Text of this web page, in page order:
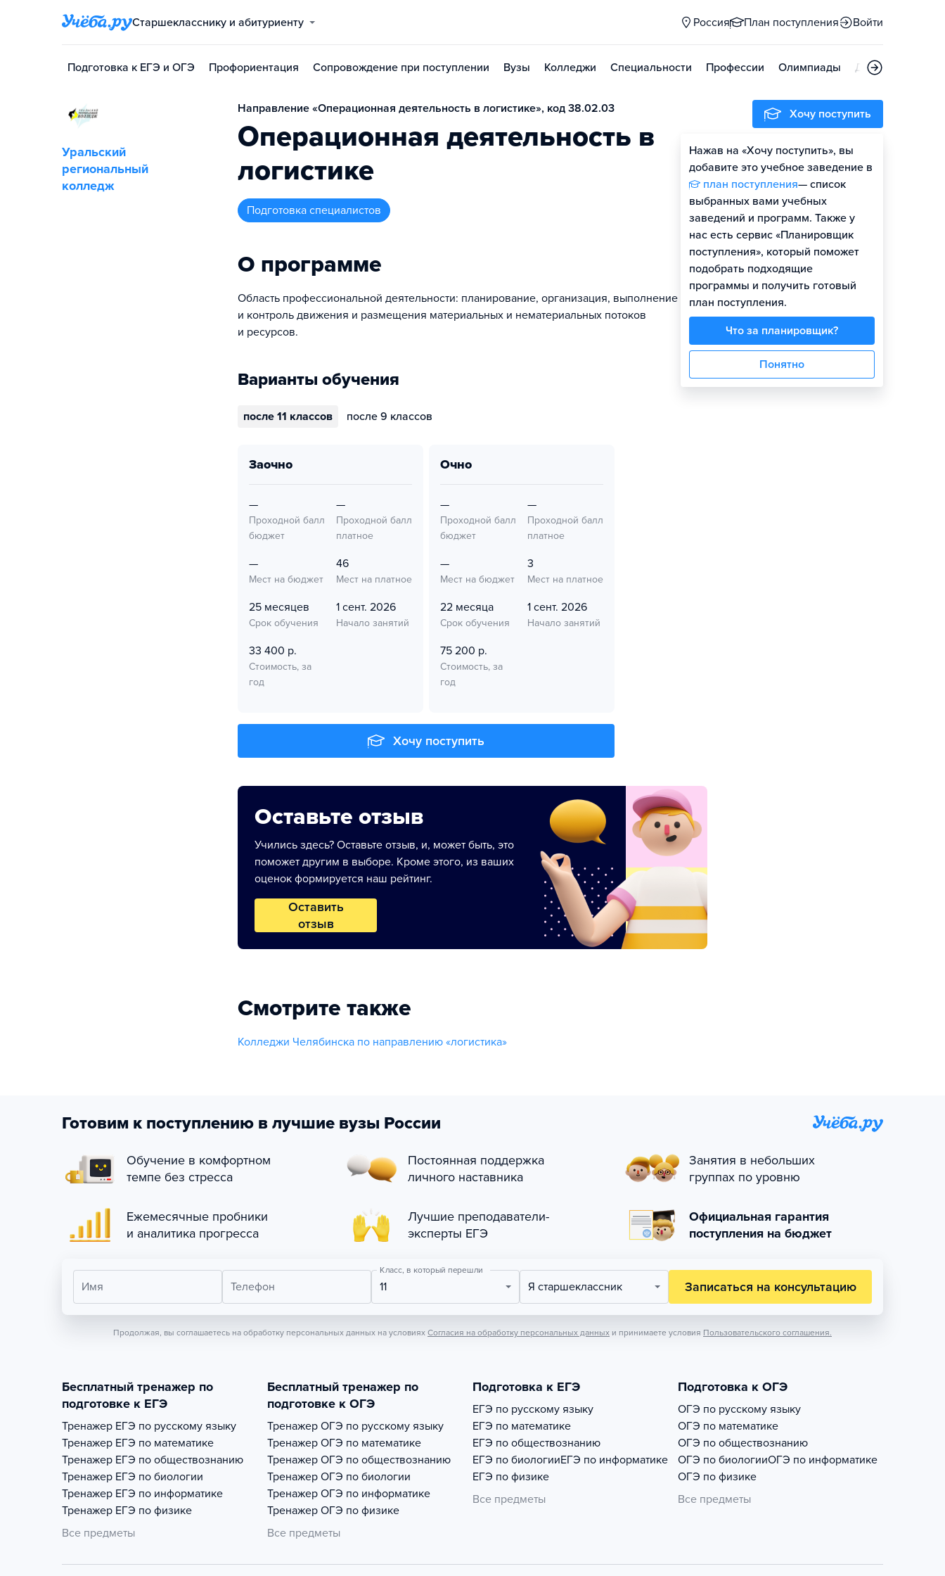
Старшекласснику и абитуриенту Россия План поступления Войти
Подготовка к ЕГЭ и ОГЭ Профориентация Сопровождение при поступлении Вузы Колледжи Специальности Профессии Олимпиады Дни открытых
Уральский
региональный
колледж
Направление «Операционная деятельность в логистике», код 38.02.03
Операционная деятельность в
логистике
подготовка специалистов
О программе
Область профессиональной деятельности: планирование, организация, выполнение
и контроль движения и размещения материальных и нематериальных потоков
и ресурсов.
Варианты обучения
после 11 классов после 9 классов
заочно
—
Проходной балл
бюджет
—
Проходной балл
платное
—
Мест на бюджет
46
Мест на платное
25 месяцев
Срок обучения
1 сент. 2026
Начало занятий
33 400 р.
Стоимость, за
год
очно
—
Проходной балл
бюджет
—
Проходной балл
платное
—
Мест на бюджет
3
Мест на платное
22 месяца
Срок обучения
1 сент. 2026
Начало занятий
75 200 р.
Стоимость, за
год
Хочу поступить
Оставьте отзыв
Учились здесь? Оставьте отзыв, и, может быть, это
поможет другим в выборе. Кроме этого, из ваших
оценок формируется наш рейтинг.
Оставить
отзыв
Смотрите также
Колледжи Челябинска по направлению «логистика»
Хочу поступить
Нажав на «Хочу поступить», вы
добавите это учебное заведение в
план поступления— список
выбранных вами учебных
заведений и программ. Также у
нас есть сервис «Планировщик
поступления», который поможет
подобрать подходящие
программы и получить готовый
план поступления.
Что за планировщик?
Понятно
Готовим к поступлению в лучшие вузы России
Обучение в комфортном
темпе без стресса
Постоянная поддержка
личного наставника
Занятия в небольших
группах по уровню
Ежемесячные пробники
и аналитика прогресса
Лучшие преподаватели-
эксперты ЕГЭ
Официальная гарантия
поступления на бюджет
Имя Телефон
Класс, в который перешли
11 Я старшеклассник Записаться на консультацию
Продолжая, вы соглашаетесь на обработку персональных данных на условиях Согласия на обработку персональных данных и принимаете условия Пользовательского соглашения.
Бесплатный тренажер по
подготовке к ЕГЭ
Тренажер ЕГЭ по русскому языку
Тренажер ЕГЭ по математике
Тренажер ЕГЭ по обществознанию
Тренажер ЕГЭ по биологии
Тренажер ЕГЭ по информатике
Тренажер ЕГЭ по физике
Все предметы
Бесплатный тренажер по
подготовке к ОГЭ
Тренажер ОГЭ по русскому языку
Тренажер ОГЭ по математике
Тренажер ОГЭ по обществознанию
Тренажер ОГЭ по биологии
Тренажер ОГЭ по информатике
Тренажер ОГЭ по физике
Все предметы
Подготовка к ЕГЭ
ЕГЭ по русскому языку
ЕГЭ по математике
ЕГЭ по обществознанию
ЕГЭ по биологииЕГЭ по информатике
ЕГЭ по физике
Все предметы
Подготовка к ОГЭ
ОГЭ по русскому языку
ОГЭ по математике
ОГЭ по обществознанию
ОГЭ по биологииОГЭ по информатике
ОГЭ по физике
Все предметы